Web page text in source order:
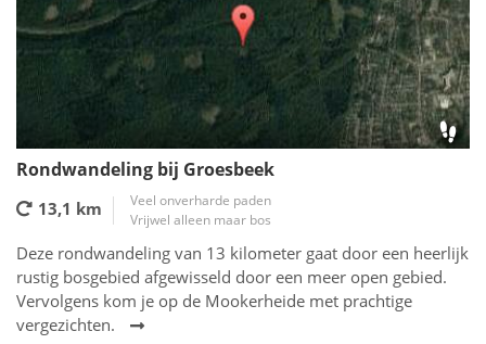
Rondwandeling bij Groesbeek
13,1 km
Veel onverharde paden
Vrijwel alleen maar bos
Deze rondwandeling van 13 kilometer gaat door een heerlijk
rustig bosgebied afgewisseld door een meer open gebied.
Vervolgens kom je op de Mookerheide met prachtige
vergezichten.